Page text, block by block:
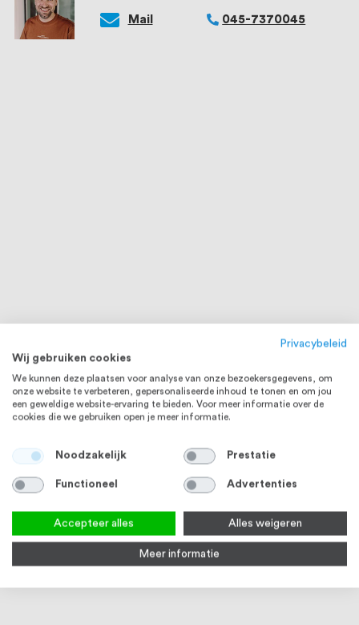
Mail 045-7370045
Privacybeleid
Wij gebruiken cookies
We kunnen deze plaatsen voor analyse van onze bezoekersgegevens, om
onze website te verbeteren, gepersonaliseerde inhoud te tonen en om jou
een geweldige website-ervaring te bieden. Voor meer informatie over de
cookies die we gebruiken open je meer informatie.
Noodzakelijk Prestatie
Functioneel Advertenties
Accepteer alles Alles weigeren
Meer informatie